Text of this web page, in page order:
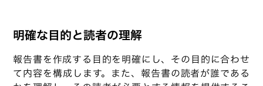
明確な目的と読者の理解
報告書を作成する目的を明確にし、その目的に合わせ
て内容を構成します。また、報告書の読者が誰である